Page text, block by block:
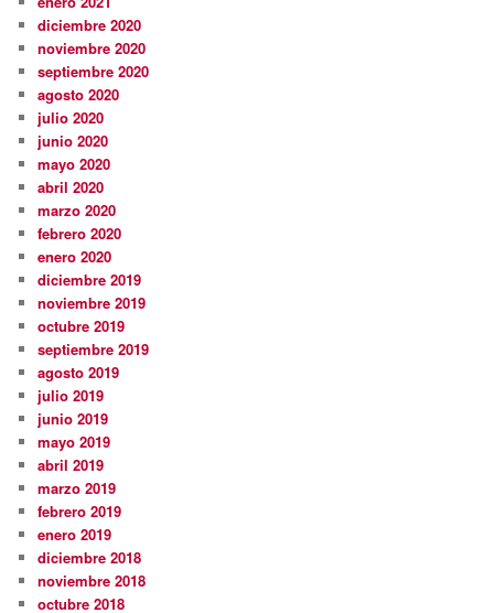
diciembre 2020
noviembre 2020
septiembre 2020
agosto 2020
julio 2020
junio 2020
mayo 2020
abril 2020
marzo 2020
febrero 2020
enero 2020
diciembre 2019
noviembre 2019
octubre 2019
septiembre 2019
agosto 2019
julio 2019
junio 2019
mayo 2019
abril 2019
marzo 2019
febrero 2019
enero 2019
diciembre 2018
noviembre 2018
octubre 2018